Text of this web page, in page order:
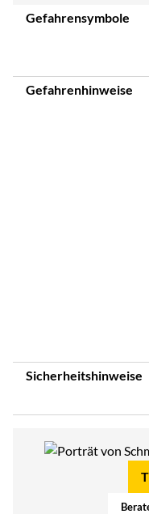
Gefahrensymbole
Gefahrenhinweise
Sicherheitshinweise